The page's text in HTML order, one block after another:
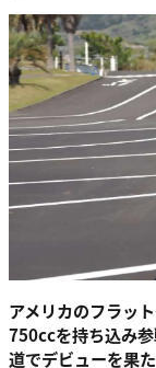
アメリカのフラッ
750ccを持ち込み
道でデビューを果